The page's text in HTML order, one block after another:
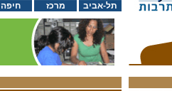
חיפה מרכז תל-אביב